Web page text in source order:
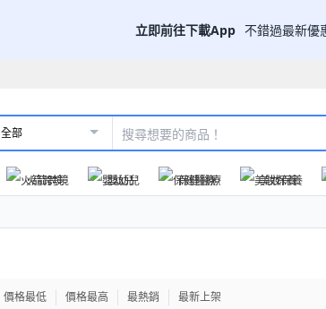
立即前往下載App 不錯過最新優
全部
火箭跨境 嬰幼兒 保健醫療 美妝保養
價格最低 價格最高 最熱銷 最新上架